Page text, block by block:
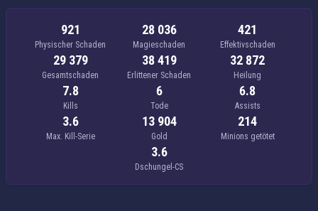
921
Physischer Schaden
28 036
Magieschaden
421
Effektivschaden
29 379
Gesamtschaden
38 419
Erlittener Schaden
32 872
Heilung
7.8
Kills
6
Tode
6.8
Assists
3.6
Max. Kill-Serie
13 904
Gold
214
Minions getötet
3.6
Dschungel-CS